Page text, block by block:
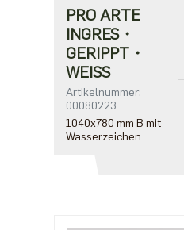
PRO ARTE
INGRES・
GERIPPT・
WEISS
Artikelnummer:
00080223
1040x780 mm B mit
Wasserzeichen